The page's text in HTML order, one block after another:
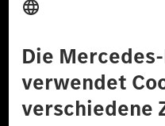
© 2026 Mercedes-Benz Group